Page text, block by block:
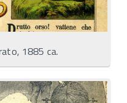
1885 ca.